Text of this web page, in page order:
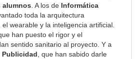
alumnos . A los de Informática
toda la arquitectura
wearable y la inteligencia artificial.
que han puesto el rigor y el
sentido sanitario al proyecto. Y a
Publicidad , que han sabido darle